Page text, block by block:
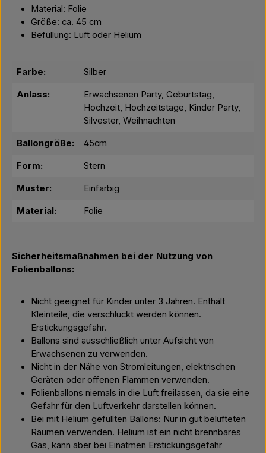
Material: Folie
Größe: ca. 45 cm
Befüllung: Luft oder Helium
Farbe: Silber
Anlass:
Erwachsenen Party, Geburtstag,
Hochzeit, Hochzeitstage, Kinder Party,
Silvester, Weihnachten
Ballongröße: 45cm
Form: Stern
Muster: Einfarbig
Material: Folie
Sicherheitsmaßnahmen bei der Nutzung von
Folienballons:
Nicht geeignet für Kinder unter 3 Jahren. Enthält
Kleinteile, die verschluckt werden können.
Erstickungsgefahr.
Ballons sind ausschließlich unter Aufsicht von
Erwachsenen zu verwenden.
Nicht in der Nähe von Stromleitungen, elektrischen
Geräten oder offenen Flammen verwenden.
Folienballons niemals in die Luft freilassen, da sie eine
Gefahr für den Luftverkehr darstellen können.
Bei mit Helium gefüllten Ballons: Nur in gut belüfteten
Räumen verwenden. Helium ist ein nicht brennbares
Gas, kann aber bei Einatmen Erstickungsgefahr